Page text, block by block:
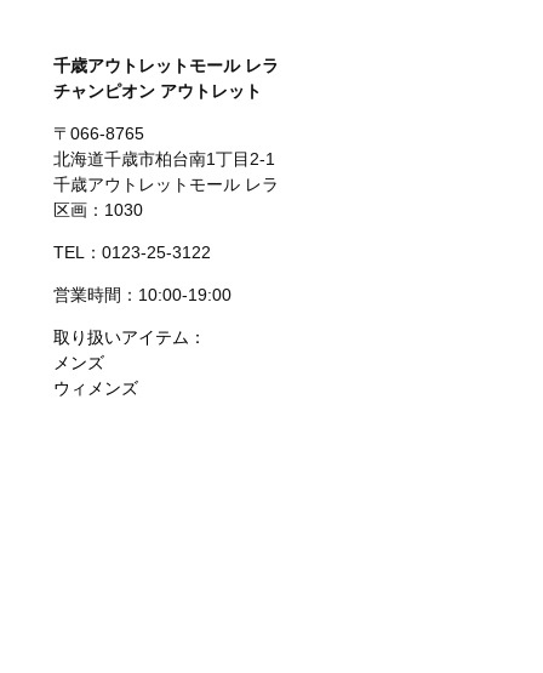
千歳アウトレットモール レラ
チャンピオン アウトレット
〒066-8765
北海道千歳市柏台南1丁目2-1
千歳アウトレットモール レラ
区画：1030
TEL：0123-25-3122
営業時間：10:00-19:00
取り扱いアイテム：
メンズ
ウィメンズ